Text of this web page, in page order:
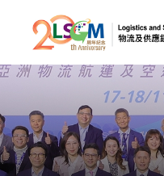
跳到内容（